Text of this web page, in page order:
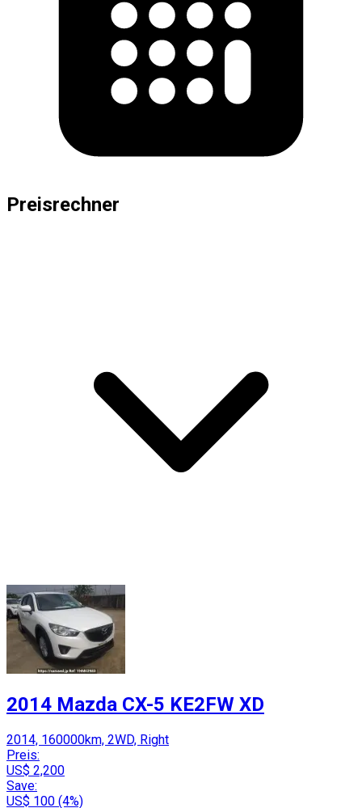
Preisrechner
2014 Mazda CX-5 KE2FW XD
2014, 160000km, 2WD, Right
Preis:
US$ 2,200
Save:
US$ 100 (4%)